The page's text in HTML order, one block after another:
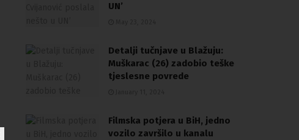
UN’
Detalji tučnjave u Blažuju:
Muškarac (26) zadobio teške
tjeslesne povrede
Filmska potjera u BiH, jedno
vozilo završilo u kanalu